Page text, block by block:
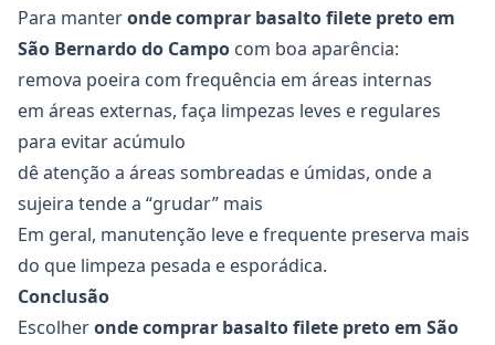
Para manteronde comprar basalto filete preto em
São Bernardo do Campo com boa aparência:
remova poeira com frequência em áreas internas
em áreas externas, faça limpezas leves e regulares
para evitar acúmulo
dê atenção a áreas sombreadas e úmidas, onde a
sujeira tende a “grudar” mais
Em geral, manutenção leve e frequente preserva mais
do que limpeza pesada e esporádica.
Conclusão
Escolheronde comprar basalto filete preto em São